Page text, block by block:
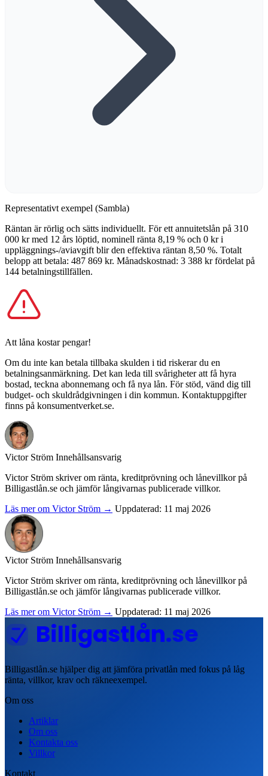
Representativt exempel (Sambla)
Räntan är rörlig och sätts individuellt. För ett annuitetslån på 310
000 kr med 12 års löptid, nominell ränta 8,19 % och 0 kr i
uppläggnings-/aviavgift blir den effektiva räntan 8,50 %. Totalt
belopp att betala: 487 869 kr. Månadskostnad: 3 388 kr fördelat på
144 betalningstillfällen.
Att låna kostar pengar!
Om du inte kan betala tillbaka skulden i tid riskerar du en
betalningsanmärkning. Det kan leda till svårigheter att få hyra
bostad, teckna abonnemang och få nya lån. För stöd, vänd dig till
budget- och skuldrådgivningen i din kommun. Kontaktuppgifter
finns på konsumentverket.se.
Victor Ström Innehållsansvarig
Victor Ström skriver om ränta, kreditprövning och lånevillkor på
Billigastlån.se och jämför långivarnas publicerade villkor.
Läs mer om Victor Ström → Uppdaterad: 11 maj 2026
Victor Ström Innehållsansvarig
Victor Ström skriver om ränta, kreditprövning och lånevillkor på
Billigastlån.se och jämför långivarnas publicerade villkor.
Läs mer om Victor Ström → Uppdaterad: 11 maj 2026
Billigastlån.se
Billigastlån.se hjälper dig att jämföra privatlån med fokus på låg
ränta, villkor, krav och räkneexempel.
Om oss
Artiklar
Om oss
Kontakta oss
Villkor
Kontakt